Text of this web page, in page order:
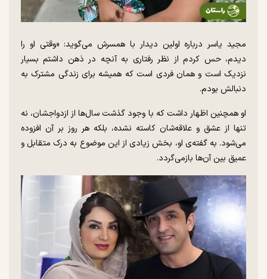
مجید یاسر درباره اولین دیدار با همسرش می‌گوید: «وقتی او را
دیدم، حس کردم از نظر رفتاری به آنچه در ذهن داشتم بسیار
نزدیک است و همان فردی است که همیشه برای زندگی مشترک به
دنبالش بودم.
او همچنین اظهار داشت که با وجود گذشت سال‌ها از ازدواجشان، نه
تنها از عشق و علاقه‌شان کاسته نشده، بلکه هر روز بر آن افزوده
می‌شود. به گفته‌ی او، بخش زیادی از این موضوع به درک متقابل و
عمیق بین آن‌ها بازمی‌گردد.